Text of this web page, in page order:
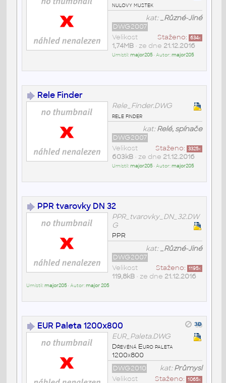
nulovy mustek
kat:_Různé-Jiné
DWG2007
Staženo: 634x
Velikost
1,74MB• ze dne 21.12.2016
Umístil:major205• Autor:major205
Rele Finder
Rele_Finder.DWG
rele finder
kat:Relé, spínače
DWG2007
Staženo: 3325x
Velikost
603kB• ze dne 21.12.2016
Umístil:major205• Autor:major205
PPR tvarovky DN 32
PPR_tvarovky_DN_32.DW
G
PPR
kat:_Různé-Jiné
DWG2007
Staženo: 1195x
Velikost
119,8kB• ze dne 21.12.2016
Umístil:major205• Autor:major 205
EUR Paleta 1200x800
EUR_Paleta.DWG
Dřevěná Euro paleta
1200x800
kat:Průmysl
DWG2010
Staženo: 1065x
Velikost